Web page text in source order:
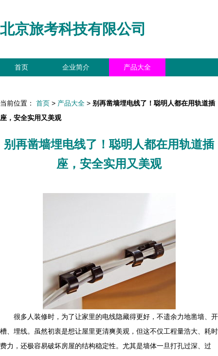
北京旅考科技有限公司
首页 企业简介 产品大全
当前位置： 首页 > 产品大全 > 别再凿墙埋电线了！聪明人都在用轨道插
座，安全实用又美观
别再凿墙埋电线了！聪明人都在用轨道插
座，安全实用又美观
很多人装修时，为了让家里的电线隐藏得更好，不遗余力地凿墙、开
槽、埋线。虽然初衷是想让屋里更清爽美观，但这不仅工程量浩大、耗时
费力，还极容易破坏房屋的结构稳定性。尤其是墙体一旦打孔过深、过